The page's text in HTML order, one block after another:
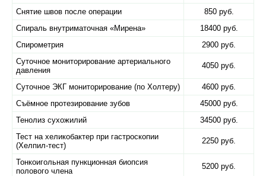
Снятие швов после операции
850 руб.
Спираль внутриматочная «​Мирена»
18400 руб.
Спирометрия
2900 руб.
Суточное мониторирование артериального
давления
4050 руб.
Суточное ЭКГ мониторирование (по Холтеру)
4600 руб.
Съёмное протезирование зубов
45000 руб.
Тенолиз сухожилий
34500 руб.
Тест на хеликобактер при гастроскопии
(Хелпил-тест)
2250 руб.
Тонкоигольная пункционная биопсия
полового члена
5200 руб.